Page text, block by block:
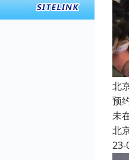
北
预
未
北
23-